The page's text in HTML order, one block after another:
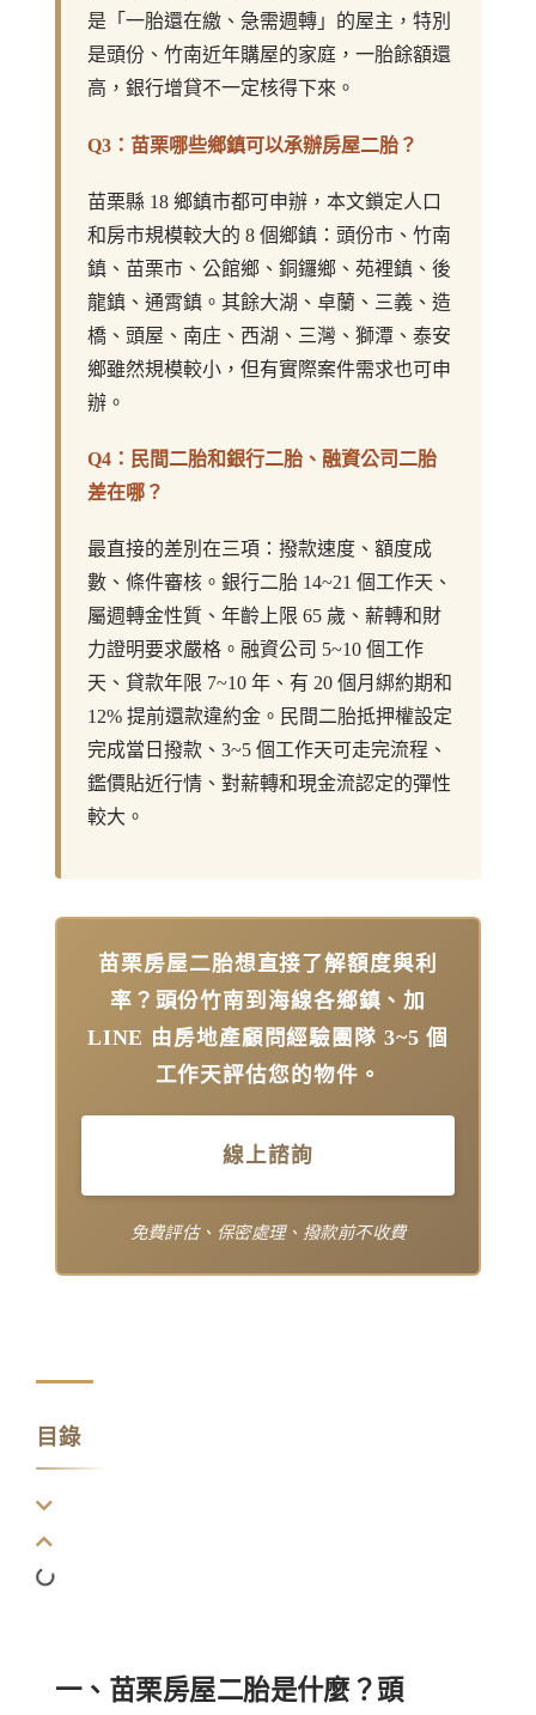
是「一胎還在繳、急需週轉」的屋主，特別
是頭份、竹南近年購屋的家庭，一胎餘額還
高，銀行增貸不一定核得下來。
Q3：苗栗哪些鄉鎮可以承辦房屋二胎？
苗栗縣 18 鄉鎮市都可申辦，本文鎖定人口
和房市規模較大的 8 個鄉鎮：頭份市、竹南
鎮、苗栗市、公館鄉、銅鑼鄉、苑裡鎮、後
龍鎮、通霄鎮。其餘大湖、卓蘭、三義、造
橋、頭屋、南庄、西湖、三灣、獅潭、泰安
鄉雖然規模較小，但有實際案件需求也可申
辦。
Q4：民間二胎和銀行二胎、融資公司二胎
差在哪？
最直接的差別在三項：撥款速度、額度成
數、條件審核。銀行二胎 14~21 個工作天、
屬週轉金性質、年齡上限 65 歲、薪轉和財
力證明要求嚴格。融資公司 5~10 個工作
天、貸款年限 7~10 年、有 20 個月綁約期和
12% 提前還款違約金。民間二胎抵押權設定
完成當日撥款、3~5 個工作天可走完流程、
鑑價貼近行情、對薪轉和現金流認定的彈性
較大。
苗栗房屋二胎想直接了解額度與利
率？頭份竹南到海線各鄉鎮、加
LINE 由房地產顧問經驗團隊 3~5 個
工作天評估您的物件。
線上諮詢
免費評估、保密處理、撥款前不收費
目錄
一、苗栗房屋二胎是什麼？頭